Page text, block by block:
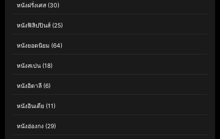
หนังฝรั่งเศส (30)
หนังฟิลิปปินส์ (25)
หนังยอดนิยม (64)
หนังสเปน (18)
หนังอิตาลี (6)
หนังอินเดีย (11)
หนังฮ่องกง (29)